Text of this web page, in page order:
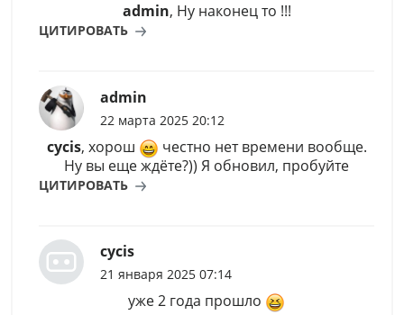
admin, Ну наконец то !!!
ЦИТИРОВАТЬ
admin
22 марта 2025 20:12
cycis, хорош
честно нет времени вообще.
Ну вы еще ждёте?)) Я обновил, пробуйте
ЦИТИРОВАТЬ
cycis
21 января 2025 07:14
уже 2 года прошло